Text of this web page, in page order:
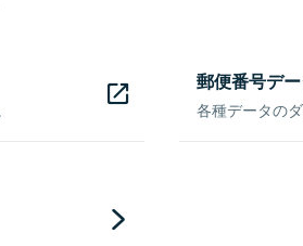
郵便番号デ
各種データの